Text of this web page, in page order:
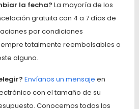
la fecha? La mayoría de los
gratuita con 4 a 7 días de
por condiciones
totalmente reembolsables o
alguno.
Envíanos un mensaje en
con el tamaño de su
Conocemos todos los